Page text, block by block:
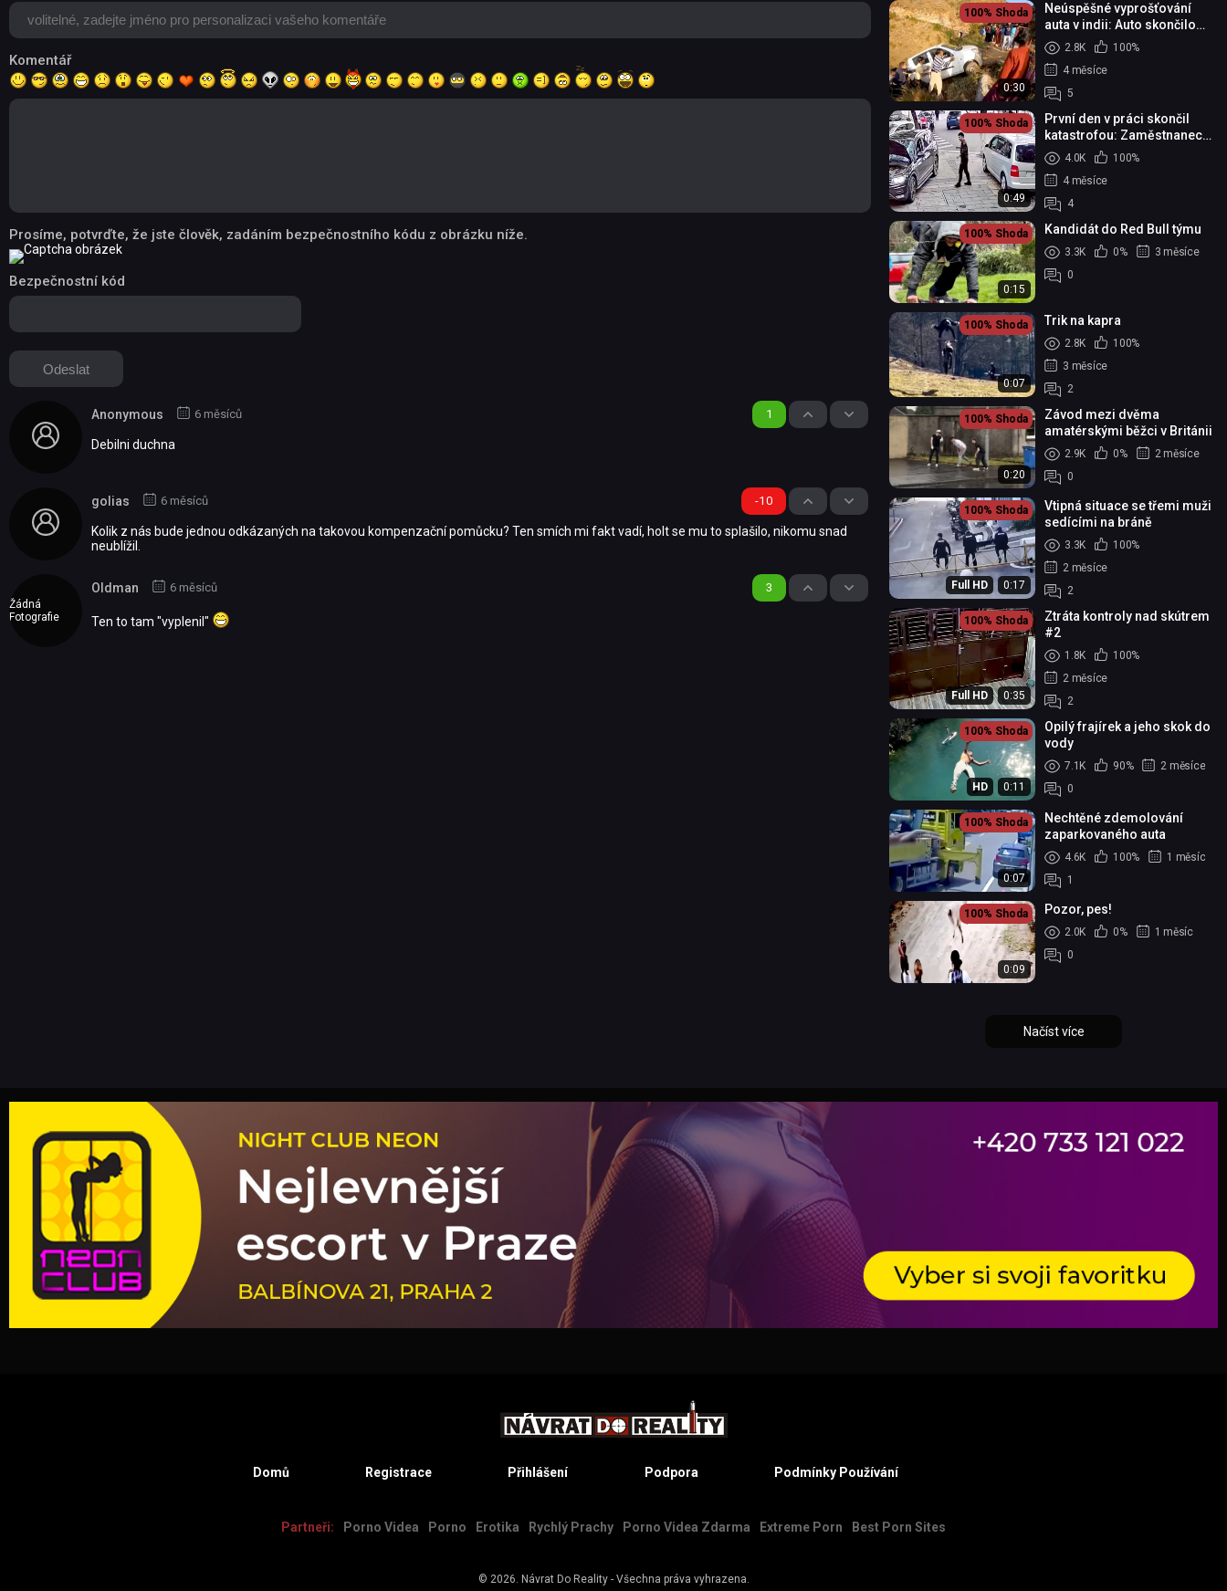
Komentář
Prosíme, potvrďte, že jste člověk, zadáním bezpečnostního kódu z obrázku níže.
Bezpečnostní kód
1
Anonymous 6 měsíců
Debilni duchna
-10
golias 6 měsíců
Kolik z nás bude jednou odkázaných na takovou kompenzační pomůcku? Ten smích mi fakt vadí, holt se mu to splašilo, nikomu snad
neublížil.
Žádná
Fotografie
3
Oldman 6 měsíců
Ten to tam "vyplenil"
100% Shoda
0:30
Neúspěšné vyprošťování
auta v indii: Auto skončilo
opět v rokli
2.8K
100%
4 měsíce
5
100% Shoda
0:49
První den v práci skončil
katastrofou: Zaměstnanec
autoservisu v Číně poškodil
řadu vozů
4.0K
100%
4 měsíce
4
100% Shoda
0:15
Kandidát do Red Bull týmu
3.3K 0%
3 měsíce
0
100% Shoda
0:07
Trik na kapra
2.8K
100%
3 měsíce
2
100% Shoda
0:20
Závod mezi dvěma
amatérskými běžci v Británii
2.9K 0%
2 měsíce
0
100% Shoda
Full HD 0:17
Vtipná situace se třemi muži
sedícími na bráně
3.3K
100%
2 měsíce
2
100% Shoda
Full HD 0:35
Ztráta kontroly nad skútrem
#2
1.8K
100%
2 měsíce
2
100% Shoda
HD 0:11
Opilý frajírek a jeho skok do
vody
7.1K 90%
2 měsíce
0
100% Shoda
0:07
Nechtěné zdemolování
zaparkovaného auta
4.6K 100%
1 měsíc
1
100% Shoda
0:09
Pozor, pes!
2.0K 0%
1 měsíc
0
Načíst více
Domů Registrace Přihlášení Podpora Podmínky Používání
Partneři: Porno Videa Porno Erotika Rychlý Prachy Porno Videa Zdarma Extreme Porn Best Porn Sites
© 2026. Návrat Do Reality- Všechna práva vyhrazena.